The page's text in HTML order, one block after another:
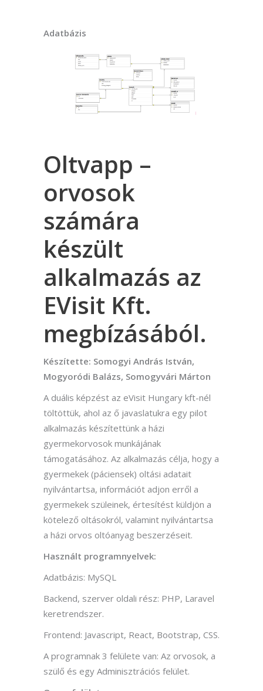
Adatbázis
Oltvapp –
orvosok
számára
készült
alkalmazás az
EVisit Kft.
megbízásából.
Készítette: Somogyi András István,
Mogyoródi Balázs, Somogyvári Márton
A duális képzést az eVisit Hungary kft-nél
töltöttük, ahol az ő javaslatukra egy pilot
alkalmazás készítettünk a házi
gyermekorvosok munkájának
támogatásához. Az alkalmazás célja, hogy a
gyermekek (páciensek) oltási adatait
nyilvántartsa, információt adjon erről a
gyermekek szüleinek, értesítést küldjön a
kötelező oltásokról, valamint nyilvántartsa
a házi orvos oltóanyag beszerzéseit.
Használt programnyelvek:
Adatbázis: MySQL
Backend, szerver oldali rész: PHP, Laravel
keretrendszer.
Frontend: Javascript, React, Bootstrap, CSS.
A programnak 3 felülete van: Az orvosok, a
szülő és egy Adminisztrációs felület.